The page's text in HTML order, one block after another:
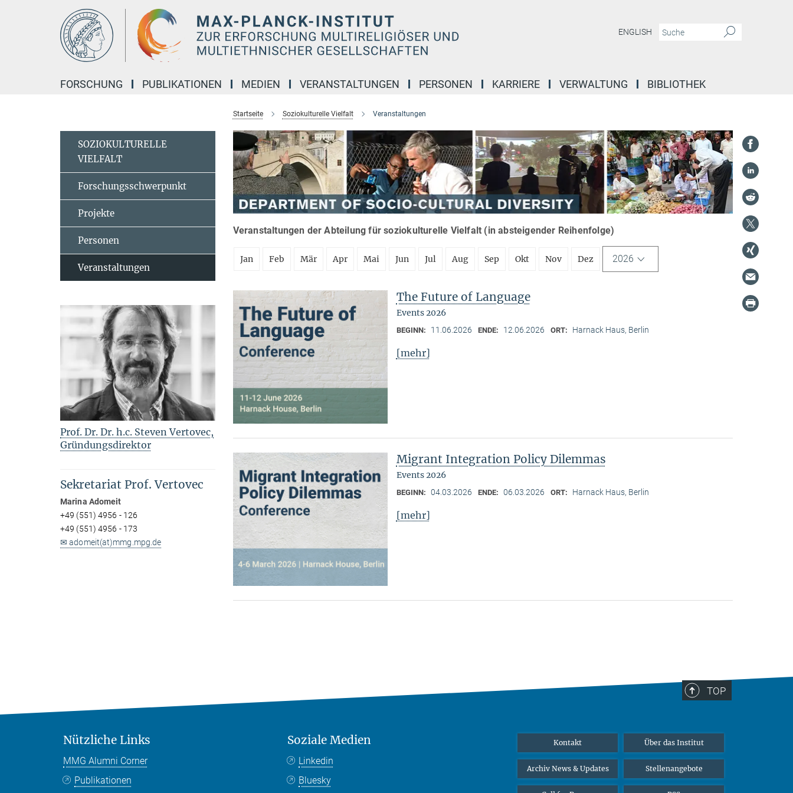
ENGLISH
FORSCHUNG PUBLIKATIONEN MEDIEN VERANSTALTUNGEN PERSONEN KARRIERE VERWALTUNG BIBLIOTHEK
Startseite Soziokulturelle Vielfalt Veranstaltungen
Veranstaltungen der Abteilung für soziokulturelle Vielfalt (in absteigender Reihenfolge)
Jan Feb Mär Apr Mai Jun Jul Aug Sep Okt Nov Dez 2026
The Future of Language
Events 2026
BEGINN: 11.06.2026 ENDE: 12.06.2026 ORT: Harnack Haus, Berlin
[mehr]
Migrant Integration Policy Dilemmas
Events 2026
BEGINN: 04.03.2026 ENDE: 06.03.2026 ORT: Harnack Haus, Berlin
[mehr]
SOZIOKULTURELLE
VIELFALT
Forschungsschwerpunkt
Projekte
Personen
Veranstaltungen
Prof. Dr. Dr. h.c. Steven Vertovec,
Gründungsdirektor
Sekretariat Prof. Vertovec
Marina Adomeit
+49 (551) 4956 - 126
+49 (551) 4956 - 173
✉ adomeit(at)mmg.mpg.de
TOP
Nützliche Links
MMG Alumni Corner
Publikationen
Soziale Medien
Linkedin
Bluesky
Kontakt Über das Institut
Archiv News & Updates Stellenangebote